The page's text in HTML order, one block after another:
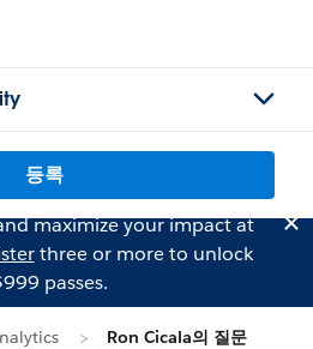
등록
maximize your impact at
three or more to unlock
passes.
Ron Cicala의 질문